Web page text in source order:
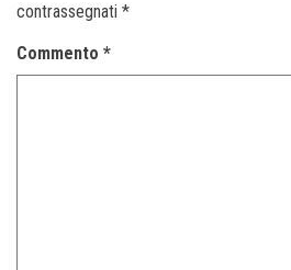
contrassegnati *
Commento *